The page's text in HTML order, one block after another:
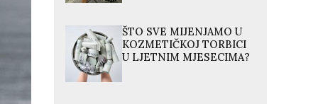
ŠTO SVE MIJENJAMO U
KOZMETIČKOJ TORBICI
U LJETNIM MJESECIMA?